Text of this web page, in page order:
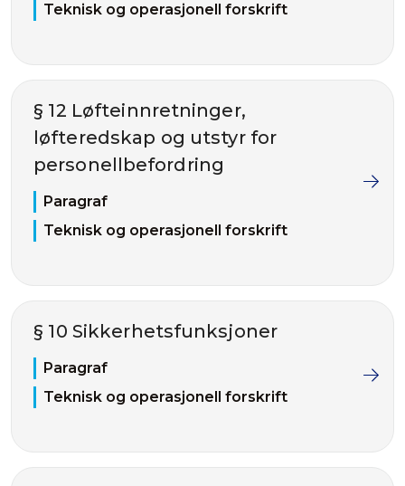
Teknisk og operasjonell forskrift
§ 12 Løfteinnretninger,
løfteredskap og utstyr for
personellbefordring
Paragraf
Teknisk og operasjonell forskrift
§ 10 Sikkerhetsfunksjoner
Paragraf
Teknisk og operasjonell forskrift